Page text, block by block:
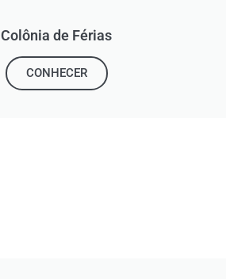
Colônia de Férias
CONHECER